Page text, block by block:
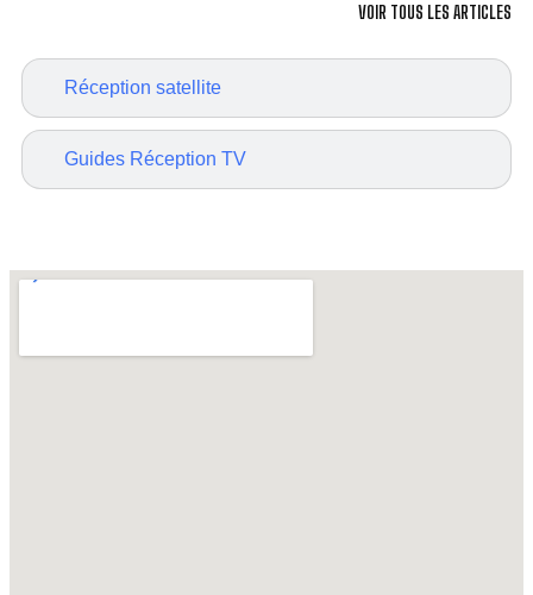
Réception satellite
Guides Réception TV
VOIR TOUS LES ARTICLES